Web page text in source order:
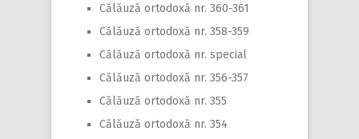
Călăuză ortodoxă nr. 360-361
Călăuză ortodoxă nr. 358-359
Călăuză ortodoxă nr. special
Călăuză ortodoxă nr. 356-357
Călăuză ortodoxă nr. 355
Călăuză ortodoxă nr. 354